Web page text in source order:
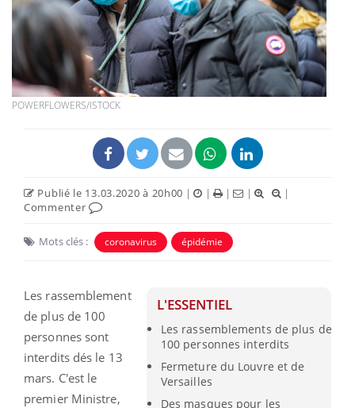
POWERFLOWERS/ISTOCK
Publié le 13.03.2020 à 20h00 | | | |
|
Commenter
Mots clés : coronavirus épidémie
L'ESSENTIEL
Les rassemblements de plus de
100 personnes interdits
Fermeture du Louvre et de
Versailles
Des masques pour les
Les rassemblement
de plus de 100
personnes sont
interdits dés le 13
mars. C'est le
premier Ministre,